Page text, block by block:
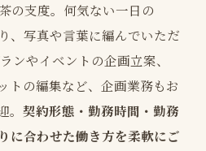
の支度。何気ない一日の
、写真や言葉に編んでいただ
ンやイベントの企画立案、
トの編集など、企画業務もお
契約形態・勤務時間・勤務
に合わせた働き方を柔軟にご